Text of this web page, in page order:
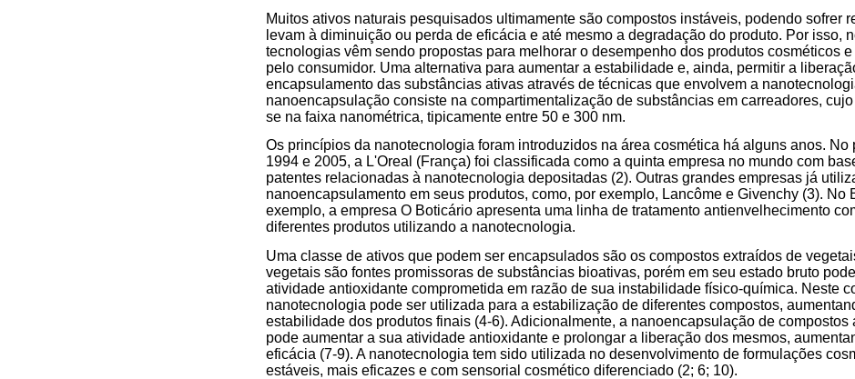
Muitos ativos naturais pesquisados ultimamente são compostos instáveis, podendo sofrer
levam à diminuição ou perda de eficácia e até mesmo a degradação do produto. Por isso,
tecnologias vêm sendo propostas para melhorar o desempenho dos produtos cosméticos
pelo consumidor. Uma alternativa para aumentar a estabilidade e, ainda, permitir a
encapsulamento das substâncias ativas através de técnicas que envolvem a
nanoencapsulação consiste na compartimentalização de substâncias em carreadores,
se na faixa nanométrica, tipicamente entre 50 e 300 nm.
Os princípios da nanotecnologia foram introduzidos na área cosmética há alguns anos. No
1994 e 2005, a L'Oreal (França) foi classificada como a quinta empresa no mundo com
patentes relacionadas à nanotecnologia depositadas (2). Outras grandes empresas já
nanoencapsulamento em seus produtos, como, por exemplo, Lancôme e Givenchy (3). No
exemplo, a empresa O Boticário apresenta uma linha de tratamento antienvelhecimento
diferentes produtos utilizando a nanotecnologia.
Uma classe de ativos que podem ser encapsulados são os compostos extraídos de
vegetais são fontes promissoras de substâncias bioativas, porém em seu estado bruto
atividade antioxidante comprometida em razão de sua instabilidade físico-química. Neste
nanotecnologia pode ser utilizada para a estabilização de diferentes compostos,
estabilidade dos produtos finais (4-6). Adicionalmente, a nanoencapsulação de compostos
pode aumentar a sua atividade antioxidante e prolongar a liberação dos mesmos,
eficácia (7-9). A nanotecnologia tem sido utilizada no desenvolvimento de formulações
estáveis, mais eficazes e com sensorial cosmético diferenciado (2; 6; 10).